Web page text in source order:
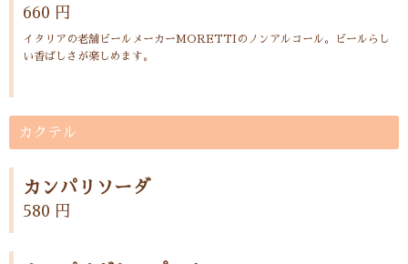
660 円
イタリアの老舗ビールメーカーMORETTIのノンアルコール。ビールらし
い香ばしさが楽しめます。
カクテル
カンパリソーダ
580 円